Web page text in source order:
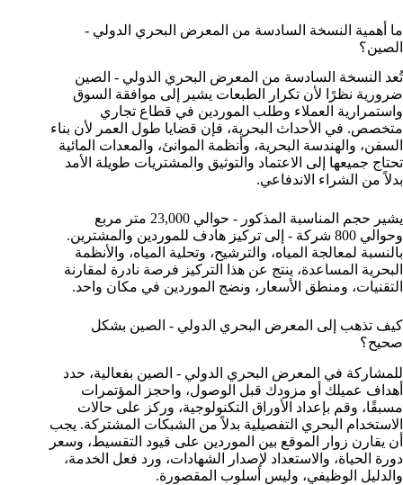
ما أهمية النسخة السادسة من المعرض البحري الدولي -
الصين؟
تُعد النسخة السادسة من المعرض البحري الدولي - الصين
ضرورية نظرًا لأن تكرار الطبعات يشير إلى موافقة السوق
واستمرارية العملاء وطلب الموردين في قطاع تجاري
متخصص. في الأحداث البحرية، فإن قضايا طول العمر لأن بناء
السفن، والهندسة البحرية، وأنظمة الموانئ، والمعدات المائية
تحتاج جميعها إلى الاعتماد والتوثيق والمشتريات طويلة الأمد
بدلاً من الشراء الاندفاعي.
يشير حجم المناسبة المذكور - حوالي 23,000 متر مربع
وحوالي 800 شركة - إلى تركيز هادف للموردين والمشترين.
بالنسبة لمعالجة المياه، والترشيح، وتحلية المياه، والأنظمة
البحرية المساعدة، ينتج عن هذا التركيز فرصة نادرة لمقارنة
التقنيات، ومنطق الأسعار، ونضج الموردين في مكان واحد.
كيف تذهب إلى المعرض البحري الدولي - الصين بشكل
صحيح؟
للمشاركة في المعرض البحري الدولي - الصين بفعالية، حدد
أهداف عميلك أو مزودك قبل الوصول، واحجز المؤتمرات
مسبقًا، وقم بإعداد الأوراق التكنولوجية، وركز على حالات
الاستخدام البحري التفصيلية بدلاً من الشبكات المشتركة. يجب
أن يقارن زوار الموقع بين الموردين على قيود التقسيط، وسعر
دورة الحياة، والاستعداد لإصدار الشهادات، ورد فعل الخدمة،
والدليل الوظيفي، وليس أسلوب المقصورة.